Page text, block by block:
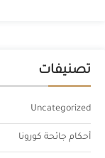
تصنيفات
Uncategorized
أحكام جائحة كورونا